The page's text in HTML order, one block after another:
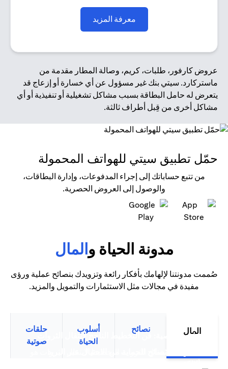
معرفة المزيد
عروض كارفور، طلبات، كريم، وصالة المطار مقدمة من
ماستركارد. سيتي بنك غير مسؤول عن أي خسارة أو إزعاج قد
يتعرض له حامل البطاقة بسبب مشاكل تشغيلية أو تنفيذية أو أي
مشاكل أخرى من قِبل أطراف ثالثة.
حمّل تطبيق سيتي للهواتف المحمولة
من تتبع حساباتك إلى إجراء المدفوعات، وإدارة البطاقات،
والوصول إلى العروض الحصرية.
مدونة الحياة و المال
صُممت مدونتنا لإلهامك بأفكار رائعة وتزويدك بنصائح عملية ورؤى
مفيدة في مجالات مثل الاستثمارات والتمويل والمزيد.
المال نصائح
أسلوب
الحياة
حلقات
صوتية
ما بعد الوصية: فن التخطيط الناجح لانتقال الثروات (opens in a new tab)
التخطيط لانتقال الثروات التخطيط لانتقال الثروات هو
سيتي بنك نصائح للحماية من الاحتيال عبر البريد